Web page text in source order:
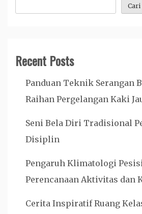
Cari
Recent Posts
Panduan Teknik Serangan
Raihan Pergelangan Kaki
Seni Bela Diri Tradisional
Disiplin
Pengaruh Klimatologi
Perencanaan Aktivitas dan
Cerita Inspiratif Ruang